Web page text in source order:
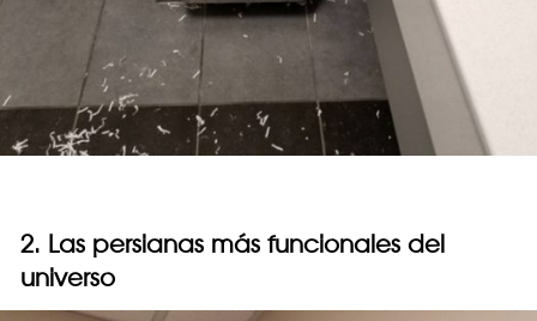
2. Las persianas más funcionales del
universo